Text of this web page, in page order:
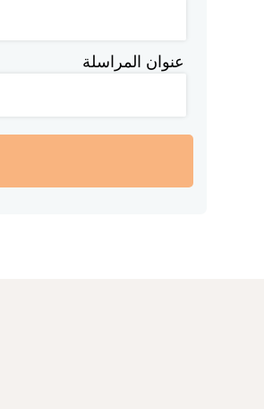
عنوان المراسلة